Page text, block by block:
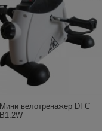
Мини велотренажер DFC
B1.2W